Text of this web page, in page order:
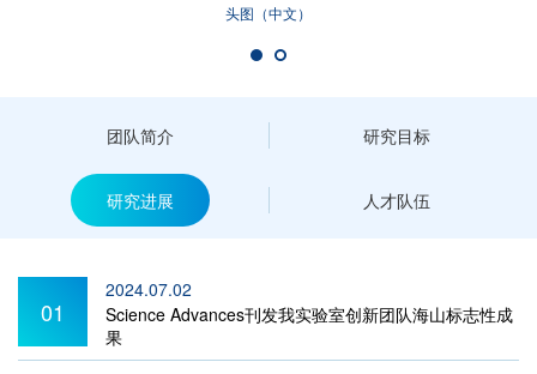
头图（中文）
团队简介 研究目标
研究进展 人才队伍
01
2024.07.02
Science Advances刊发我实验室创新团队海山标志性成
果